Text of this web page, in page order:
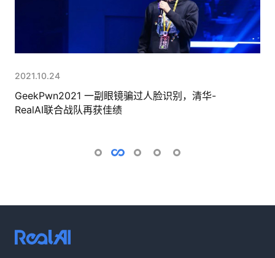
2022.02.17
2021人工智能大赛 RealAI在深度伪造视频检测相
关全部赛道中获得奖项
2021.10.24
GeekPwn2021 一副眼镜骗过人脸识别，清华-
RealAI联合战队再获佳绩
2020.12.23
2020人工智能大赛 RealAI荣获大赛“视频深度伪
造检测”赛题A级证书
2020.10.24
GeekPwn2020 清华-RealAI联合战队斩获“虚假
人脸AI识别大赛”冠军
2019.10.24
GeekPwn2019 “CAAD CTF 图像对抗样本挑战
赛”及“CAAD 隐身挑战赛”两项比赛冠军